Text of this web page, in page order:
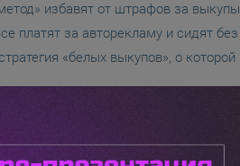
избавят от штрафов за выкупы
платят за авторекламу и сидят без
«белых выкупов», о которой
с LTV